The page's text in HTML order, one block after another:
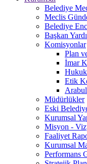
Belediye
Meclis
Belediye
Başkan
Komisyonlar
Plan
İmar
Etik
Müdürlükler
Eski
Kurumsal
Misyon -
Faaliyet
Kurumsal
Performans